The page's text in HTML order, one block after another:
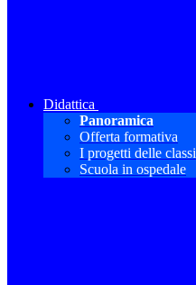
Didattica
Panoramica
Offerta formativa
I progetti delle classi
Scuola in ospedale